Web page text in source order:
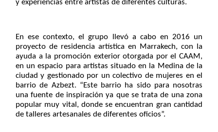
y experiencias entre artistas de diferentes culturas.
En ese contexto, el grupo llevó a cabo en 2016 un
proyecto de residencia artística en Marrakech, con la
ayuda a la promoción exterior otorgada por el CAAM,
en un espacio para artistas situado en la Medina de la
ciudad y gestionado por un colectivo de mujeres en el
barrio de Azbezt. “Este barrio ha sido para nosotras
una fuente de inspiración ya que se trata de una zona
popular muy vital, donde se encuentran gran cantidad
de talleres artesanales de diferentes oficios”.